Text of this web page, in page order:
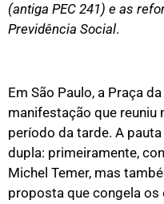
(antiga PEC 241) e as
Previdência Social.
Em São Paulo, a Praça
manifestação que reuniu
período da tarde. A
dupla: primeiramente,
Michel Temer, mas
proposta que congela os